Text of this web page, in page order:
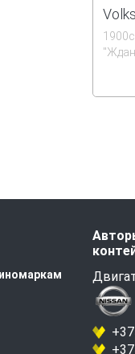
иномаркам